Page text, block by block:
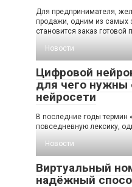
Для предпринимателя,
продажи, одним из самых
становится заказ готовой
Новости
Цифровой
для чего нужны
нейросети
В последние годы термин
повседневную лексику,
Новости
Виртуальный
надёжный